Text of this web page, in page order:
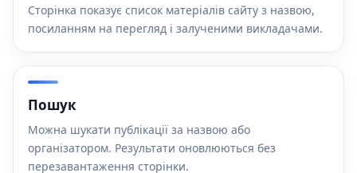
Сторінка показує список матеріалів сайту з назвою,
посиланням на перегляд і залученими викладачами.
Пошук
Можна шукати публікації за назвою або
організатором. Результати оновлюються без
перезавантаження сторінки.